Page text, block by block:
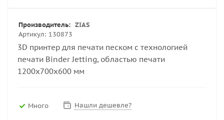
Артикул: 130873
Производитель: ZIAS
3D принтер для печати песком с технологией
печати Binder Jetting, областью печати
1200х700х600 мм
Много Нашли дешевле?